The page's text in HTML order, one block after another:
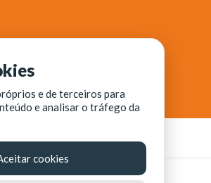
- Fundação de Ciência,
e de terceiros para
e analisar o tráfego da
cookies